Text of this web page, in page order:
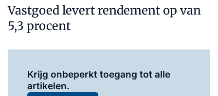
Vastgoed levert rendement op van
5,3 procent
Krijg onbeperkt toegang tot alle
artikelen.